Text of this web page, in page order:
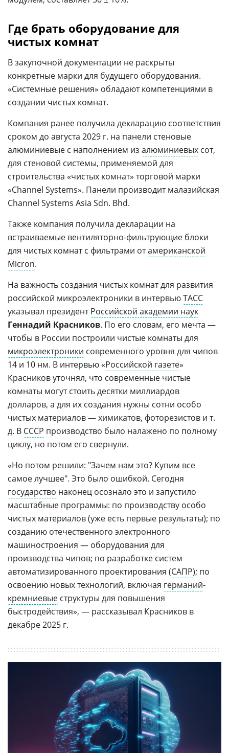
Где брать оборудование для
чистых комнат
В закупочной документации не раскрыты
конкретные марки для будущего оборудования.
«Системные решения» обладают компетенциями в
создании чистых комнат.
Компания ранее получила декларацию соответствия
сроком до августа 2029 г. на панели стеновые
алюминиевые с наполнением из алюминиевых сот,
для стеновой системы, применяемой для
строительства «чистых комнат» торговой марки
«Channel Systems». Панели производит малазийская
Channel Systems Asia Sdn. Bhd.
Также компания получила декларации на
встраиваемые вентиляторно-фильтрующие блоки
для чистых комнат с фильтрами отамериканской
Micron.
На важность создания чистых комнат для развития
российской микроэлектроники в интервьюТАСС
указывал президентРоссийской академии наук
Геннадий Красников. По его словам, его мечта —
чтобы в России построили чистые комнаты для
микроэлектроники современного уровня для чипов
14 и 10 нм. В интервью «Российской газете»
Красников уточнял, что современные чистые
комнаты могут стоить десятки миллиардов
долларов, а для их создания нужны сотни особо
чистых материалов — химикатов, фоторезистов и т.
д. В СССР производство было налажено по полному
циклу, но потом его свернули.
«Но потом решили: "Зачем нам это? Купим все
самое лучшее". Это было ошибкой. Сегодня
государство наконец осознало это и запустило
масштабные программы: по производству особо
чистых материалов (уже есть первые результаты); по
созданию отечественного электронного
машиностроения — оборудования для
производства чипов; по разработке систем
автоматизированного проектирования (САПР); по
освоению новых технологий, включая германий-
кремниевые структуры для повышения
быстродействия», — рассказывал Красников в
декабре 2025 г.